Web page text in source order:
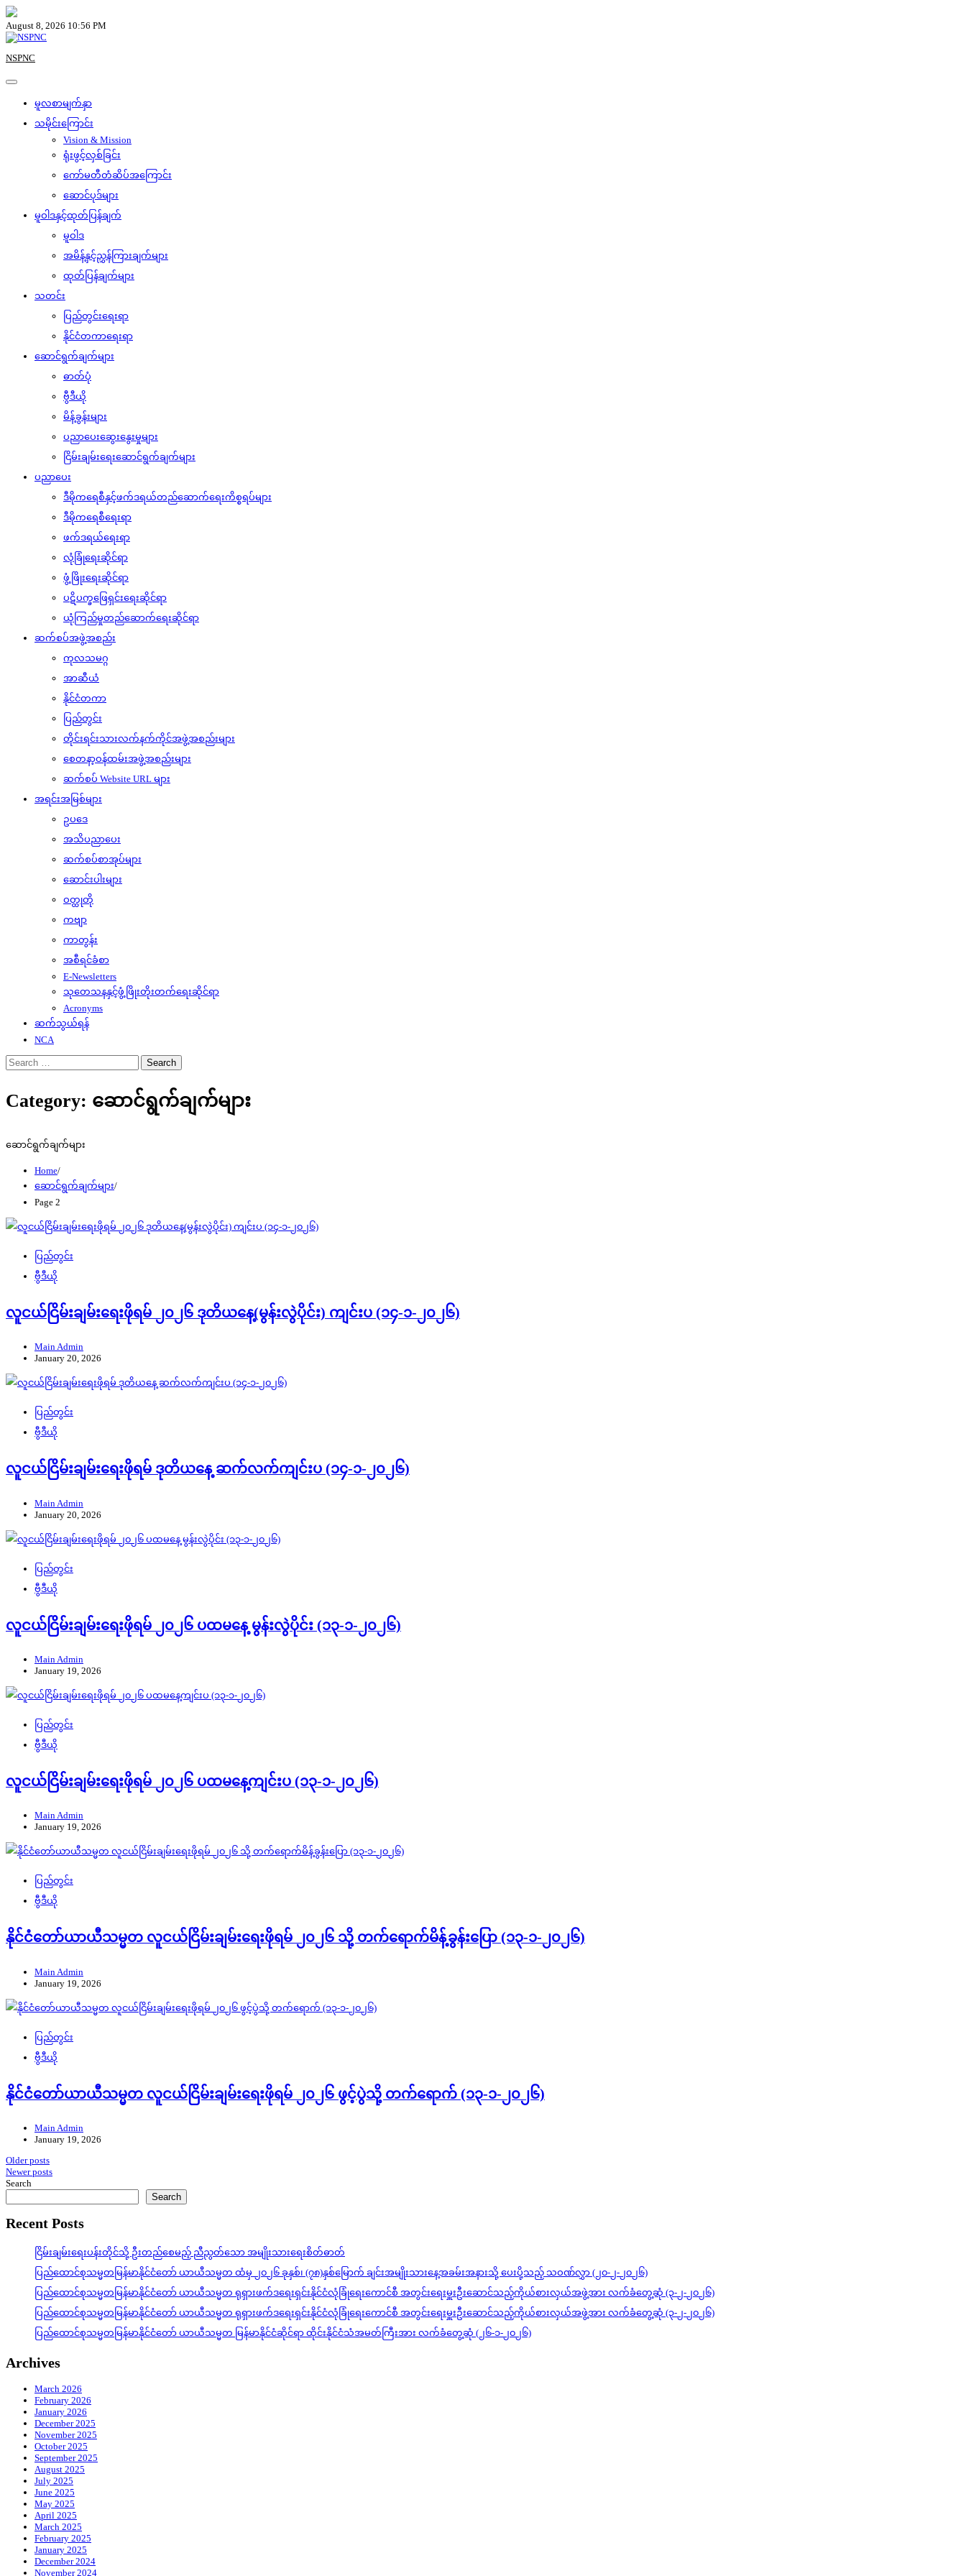
Skip
to
content
August 8, 2026 10:56 PM
NSPNC
မူလစာမျက်နှာ
သမိုင်းကြောင်း
Vision & Mission
ရုံးဖွင့်လှစ်ခြင်း
ကော်မတီတံဆိပ်အကြောင်း
ဆောင်ပုဒ်များ
မူဝါဒနှင့်ထုတ်ပြန်ချက်
မူဝါဒ
အမိန့်နှင့်ညွှန်ကြားချက်များ
ထုတ်ပြန်ချက်များ
သတင်း
ပြည်တွင်းရေးရာ
နိုင်ငံတကာရေးရာ
ဆောင်ရွက်ချက်များ
ဓာတ်ပုံ
ဗွီဒီယို
မိန့်ခွန်းများ
ပညာပေးဆွေးနွေးမှုများ
ငြိမ်းချမ်းရေးဆောင်ရွက်ချက်များ
ပညာပေး
ဒီမိုကရေစီနှင့်ဖက်ဒရယ်တည်ဆောက်‌ရေးကိစ္စရပ်များ
ဒီမိုကရေစီရေးရာ
ဖက်ဒရယ်ရေးရာ
လုံခြုံရေးဆိုင်ရာ
ဖွံ့ဖြိုးရေးဆိုင်ရာ
ပဋိပက္ခဖြေရှင်းရေးဆိုင်ရာ
ယုံကြည်မှုတည်ဆောက်ရေးဆိုင်ရာ
ဆက်စပ်အဖွဲ့အစည်း
ကုလသမဂ္ဂ
အာဆီယံ
နိုင်ငံတကာ
ပြည်တွင်း
တိုင်းရင်းသားလက်နက်ကိုင်အဖွဲ့အစည်းများ
စေတနာ့ဝန်ထမ်းအဖွဲ့အစည်းများ
ဆက်စပ် Website URL များ
အရင်းအမြစ်များ
ဥပဒေ
အသိပညာပေး
ဆက်စပ်စာအုပ်များ
ဆောင်းပါးများ
ဝတ္ထုတို
ကဗျာ
ကာတွန်း
အစီရင်ခံစာ
E-Newsletters
သုတေသနနှင့်ဖွံ့ဖြိုးတိုးတက်ရေးဆိုင်ရာ
Acronyms
ဆက်သွယ်ရန်
NCA
Search
for:
Category: ဆောင်ရွက်ချက်များ
ဆောင်ရွက်ချက်များ
Home
ဆောင်ရွက်ချက်များ
Page 2
ပြည်တွင်း
ဗွီဒီယို
လူငယ်ငြိမ်းချမ်းရေးဖိုရမ် ၂၀၂၆ ဒုတိယနေ့(မွန်းလွဲပိုင်း) ကျင်းပ (၁၄-၁-၂၀၂၆)
Main Admin
January 20, 2026
ပြည်တွင်း
ဗွီဒီယို
လူငယ်ငြိမ်းချမ်းရေးဖိုရမ် ဒုတိယနေ့ ဆက်လက်ကျင်းပ (၁၄-၁-၂၀၂၆)
Main Admin
January 20, 2026
ပြည်တွင်း
ဗွီဒီယို
လူငယ်ငြိမ်းချမ်းရေးဖိုရမ် ၂၀၂၆ ပထမနေ့ မွန်းလွဲပိုင်း (၁၃-၁-၂၀၂၆)
Main Admin
January 19, 2026
ပြည်တွင်း
ဗွီဒီယို
လူငယ်ငြိမ်းချမ်းရေးဖိုရမ် ၂၀၂၆ ပထမနေ့ကျင်းပ (၁၃-၁-၂၀၂၆)
Main Admin
January 19, 2026
ပြည်တွင်း
ဗွီဒီယို
နိုင်ငံတော်ယာယီသမ္မတ လူငယ်ငြိမ်းချမ်းရေးဖိုရမ် ၂၀၂၆ သို့ တက်ရောက်မိန့်ခွန်းပြော (၁၃-၁-၂၀၂၆)
Main Admin
January 19, 2026
ပြည်တွင်း
ဗွီဒီယို
နိုင်ငံတော်ယာယီသမ္မတ လူငယ်ငြိမ်းချမ်းရေးဖိုရမ် ၂၀၂၆ ဖွင့်ပွဲသို့ တက်ရောက် (၁၃-၁-၂၀၂၆)
Main Admin
January 19, 2026
Posts
navigation
Older posts
Newer posts
Search
Search
Recent Posts
ငြိမ်းချမ်းရေးပန်းတိုင်သို့ ဦးတည်စေမည့် ညီညွတ်သော အမျိုးသားရေးစိတ်ဓာတ်
ပြည်ထောင်စုသမ္မတမြန်မာနိုင်ငံတော် ယာယီသမ္မတ ထံမှ ၂၀၂၆ ခုနှစ်၊ (၇၈)နှစ်မြောက် ချင်းအမျိုးသားနေ့အခမ်းအနားသို့ ပေးပို့သည့် သဝဏ်လွှာ (၂၀-၂-၂၀၂၆)
ပြည်ထောင်စုသမ္မတမြန်မာနိုင်ငံတော် ယာယီသမ္မတ ရုရှားဖက်ဒရေးရှင်းနိုင်ငံလုံခြုံရေးကောင်စီ အတွင်းရေးမှူးဦးဆောင်သည့်ကိုယ်စားလှယ်အဖွဲ့အား လက်ခံတွေ့ဆုံ (၃-၂-၂၀၂၆)
ပြည်ထောင်စုသမ္မတမြန်မာနိုင်ငံတော် ယာယီသမ္မတ ရုရှားဖက်ဒရေးရှင်းနိုင်ငံလုံခြုံရေးကောင်စီ အတွင်းရေးမှူးဦးဆောင်သည့်ကိုယ်စားလှယ်အဖွဲ့အား လက်ခံတွေ့ဆုံ (၃-၂-၂၀၂၆)
ပြည်ထောင်စုသမ္မတမြန်မာနိုင်ငံတော် ယာယီသမ္မတ မြန်မာနိုင်ငံဆိုင်ရာ ထိုင်းနိုင်ငံသံအမတ်ကြီးအား လက်ခံတွေ့ဆုံ (၂၆-၁-၂၀၂၆)
Archives
March 2026
February 2026
January 2026
December 2025
November 2025
October 2025
September 2025
August 2025
July 2025
June 2025
May 2025
April 2025
March 2025
February 2025
January 2025
December 2024
November 2024